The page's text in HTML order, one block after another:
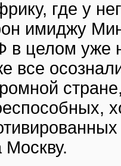
где у
имиджу
в целом уже
все
Москву.